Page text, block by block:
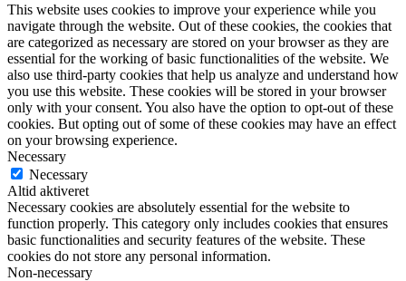
This website uses cookies to improve your experience while you
navigate through the website. Out of these cookies, the cookies that
are categorized as necessary are stored on your browser as they are
essential for the working of basic functionalities of the website. We
also use third-party cookies that help us analyze and understand how
you use this website. These cookies will be stored in your browser
only with your consent. You also have the option to opt-out of these
cookies. But opting out of some of these cookies may have an effect
on your browsing experience.
Necessary
Necessary
Altid aktiveret
Necessary cookies are absolutely essential for the website to
function properly. This category only includes cookies that ensures
basic functionalities and security features of the website. These
cookies do not store any personal information.
Non-necessary